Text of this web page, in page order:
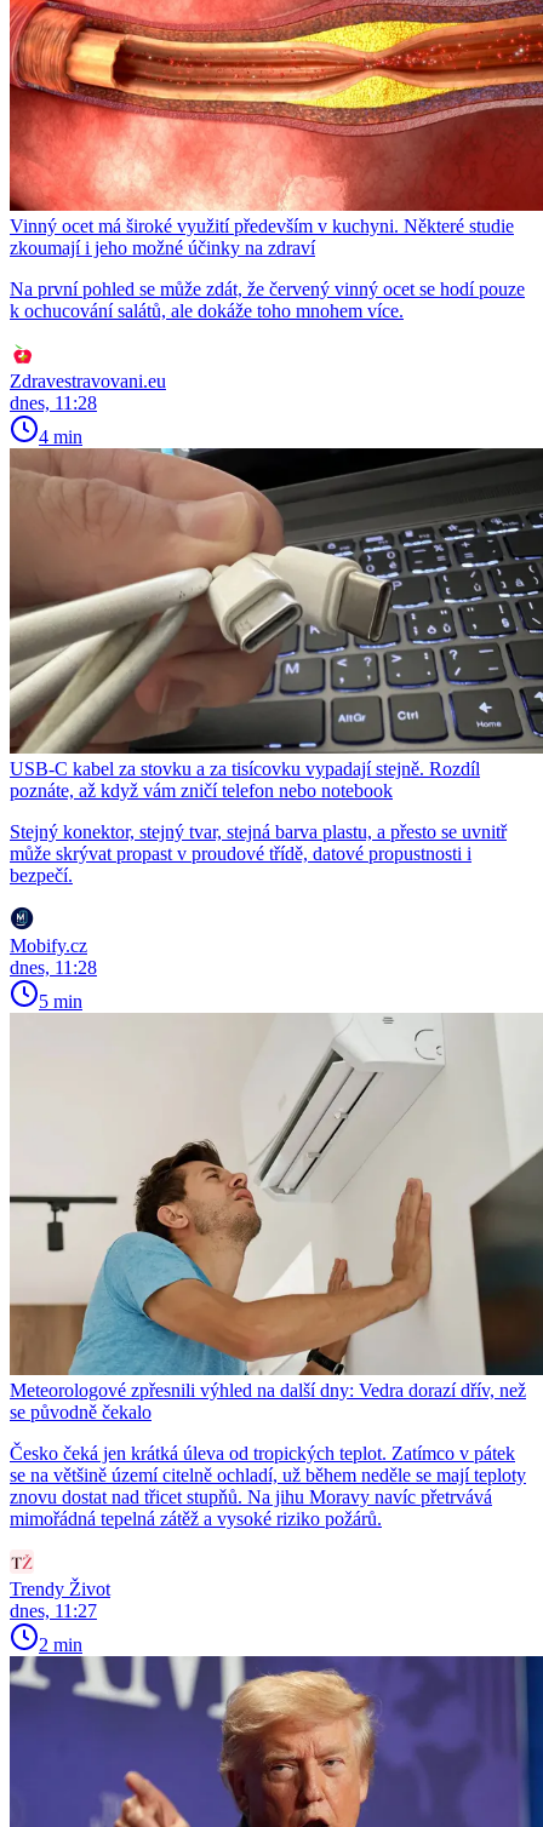
Vinný ocet má široké využití především v kuchyni. Některé studie
zkoumají i jeho možné účinky na zdraví
Na první pohled se může zdát, že červený vinný ocet se hodí pouze
k ochucování salátů, ale dokáže toho mnohem více.
Zdravestravovani.eu
dnes, 11:28
4 min
USB-C kabel za stovku a za tisícovku vypadají stejně. Rozdíl
poznáte, až když vám zničí telefon nebo notebook
Stejný konektor, stejný tvar, stejná barva plastu, a přesto se uvnitř
může skrývat propast v proudové třídě, datové propustnosti i
bezpečí.
Mobify.cz
dnes, 11:28
5 min
Meteorologové zpřesnili výhled na další dny: Vedra dorazí dřív, než
se původně čekalo
Česko čeká jen krátká úleva od tropických teplot. Zatímco v pátek
se na většině území citelně ochladí, už během neděle se mají teploty
znovu dostat nad třicet stupňů. Na jihu Moravy navíc přetrvává
mimořádná tepelná zátěž a vysoké riziko požárů.
Trendy Život
dnes, 11:27
2 min